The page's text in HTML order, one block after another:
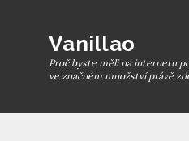
Vanillao
Proč byste měli na internetu
ve značném množství právě